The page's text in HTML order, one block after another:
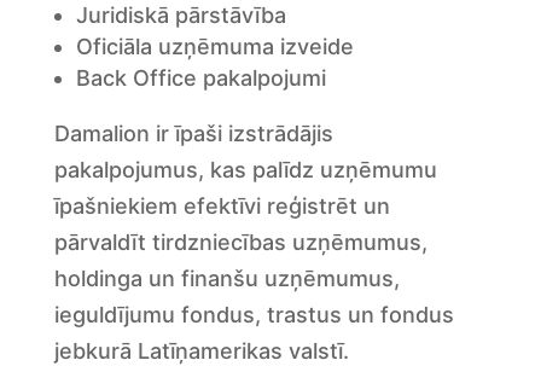
Juridiskā pārstāvība
Oficiāla uzņēmuma izveide
Back Office pakalpojumi
Damalion ir īpaši izstrādājis
pakalpojumus, kas palīdz uzņēmumu
īpašniekiem efektīvi reģistrēt un
pārvaldīt tirdzniecības uzņēmumus,
holdinga un finanšu uzņēmumus,
ieguldījumu fondus, trastus un fondus
jebkurā Latīņamerikas valstī.